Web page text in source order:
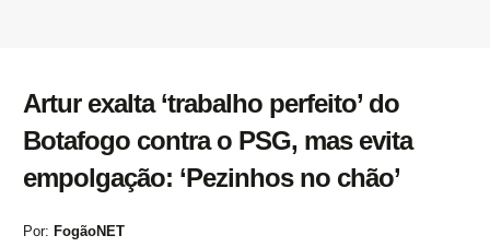
Artur exalta ‘trabalho perfeito’ do
Botafogo contra o PSG, mas evita
empolgação: ‘Pezinhos no chão’
Por: FogãoNET